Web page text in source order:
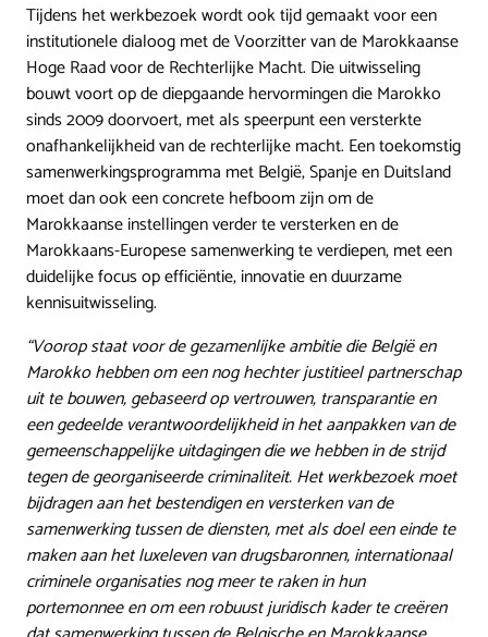
Tijdens het werkbezoek wordt ook tijd gemaakt voor een
institutionele dialoog met de Voorzitter van de Marokkaanse
Hoge Raad voor de Rechterlijke Macht. Die uitwisseling
bouwt voort op de diepgaande hervormingen die Marokko
sinds 2009 doorvoert, met als speerpunt een versterkte
onafhankelijkheid van de rechterlijke macht. Een toekomstig
samenwerkingsprogramma met België, Spanje en Duitsland
moet dan ook een concrete hefboom zijn om de
Marokkaanse instellingen verder te versterken en de
Marokkaans-Europese samenwerking te verdiepen, met een
duidelijke focus op efficiëntie, innovatie en duurzame
kennisuitwisseling.
“Voorop staat voor de gezamenlijke ambitie die België en
Marokko hebben om een nog hechter justitieel partnerschap
uit te bouwen, gebaseerd op vertrouwen, transparantie en
een gedeelde verantwoordelijkheid in het aanpakken van de
gemeenschappelijke uitdagingen die we hebben in de strijd
tegen de georganiseerde criminaliteit. Het werkbezoek moet
bijdragen aan het bestendigen en versterken van de
samenwerking tussen de diensten, met als doel een einde te
maken aan het luxeleven van drugsbaronnen, internationaal
criminele organisaties nog meer te raken in hun
portemonnee en om een robuust juridisch kader te creëren